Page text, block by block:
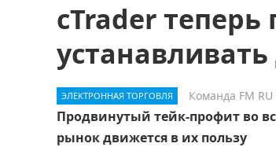
cTrader
ЭЛЕКТРОННАЯ ТОРГОВЛЯ Команда FM RU
Продвинутый тейк-профит во
рынок движется в их пользу